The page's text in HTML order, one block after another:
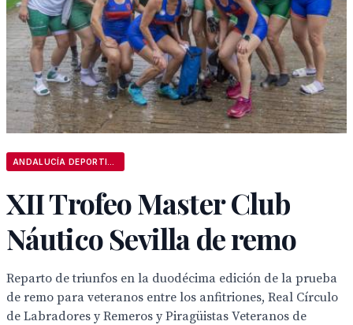
XII Trofeo Master Club
Náutico Sevilla de remo
Reparto de triunfos en la duodécima edición de la prueba
de remo para veteranos entre los anfitriones, Real Círculo
de Labradores y Remeros y Piragüistas Veteranos de